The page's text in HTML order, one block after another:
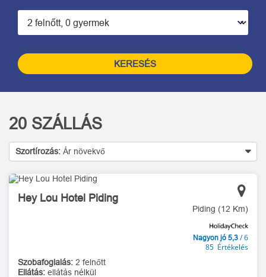
KERESÉS
20 SZÁLLÁS
Szortírozás: Ár növekvő
Hey Lou Hotel Piding
Piding (12 Km)
Nagyon jó 5,3 / 6
85 Értékelés
Szobafoglalás: 2 felnőtt
Ellátás: ellátás nélkül